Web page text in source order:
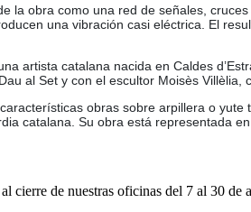
la obra como una red de señales,
una vibración casi eléctrica. El
artista catalana nacida en Caldes
al Set y con el escultor Moisès
obras sobre arpillera o
catalana. Su obra está representada
cierre de nuestras oficinas del 7 al 30 de